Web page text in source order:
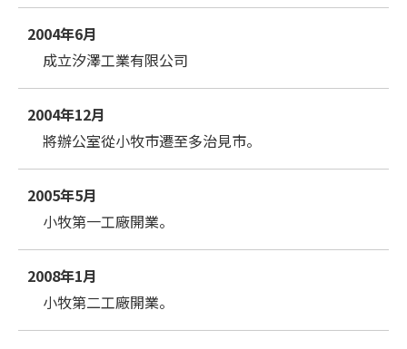
2004年6月
成立汐澤工業有限公司
2004年12月
將辦公室從小牧市遷至多治見市。
2005年5月
小牧第一工廠開業。
2008年1月
小牧第二工廠開業。